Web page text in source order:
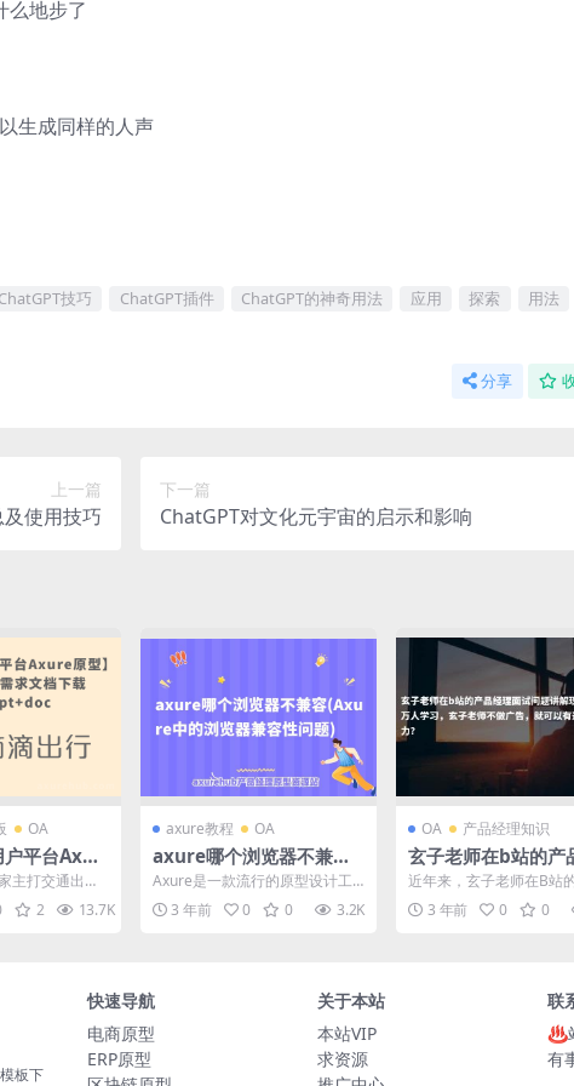
么地步了
生成同样的人声
ChatGPT技巧 ChatGPT插件 ChatGPT的神奇用法 应用 探索
用法
分享
上一篇
使用技巧
下一篇
ChatGPT对文化元宇宙的启示和影响
OA
户平台Axur
产品需求文
主打交通出行
是盖出租车、
车、代驾...
2 13.7K 20
axure教程 OA
axure哪个浏览器不兼容
(Axure中的浏览器兼容性
问题)
Axure是一款流行的原型设计工
具，可用于创建交互式的网页和
移动应用原型。然而，...
3 年前 0 0 3.2K
OA 产品经理知识
玄子老师在b站的产
面试问题讲解现在
万人学习，玄子老
广告，就可以有这
近年来，玄子老师在B站
经理面试问题讲解视频受
大用户的热烈关注与喜爱
3 年前 0 0
板下
快速导航
电商原型
ERP原型
关于本站
本站VIP
求资源
联
♨️
有